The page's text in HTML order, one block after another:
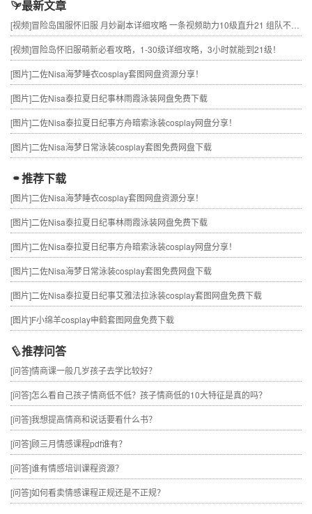
最新文章
[视频]冒险岛国服怀旧服 月妙副本详细攻略 一条视频助力10级直升21 组队不求人
[视频]冒险岛怀旧服萌新必看攻略，1-30级详细攻略，3小时就能到21级！
[图片]二佐Nisa海梦睡衣cosplay套图网盘资源分享！
[图片]二佐Nisa泰拉夏日纪事林雨霞泳装网盘免费下载
[图片]二佐Nisa泰拉夏日纪事方舟暗索泳装cosplay网盘分享！
[图片]二佐Nisa海梦日常泳装cosplay套图免费网盘下载
推荐下载
[图片]二佐Nisa海梦睡衣cosplay套图网盘资源分享！
[图片]二佐Nisa泰拉夏日纪事林雨霞泳装网盘免费下载
[图片]二佐Nisa泰拉夏日纪事方舟暗索泳装cosplay网盘分享！
[图片]二佐Nisa海梦日常泳装cosplay套图免费网盘下载
[图片]二佐Nisa泰拉夏日纪事艾雅法拉泳装cosplay套图网盘免费下载
[图片]F小绵羊cosplay申鹤套图网盘免费下载
推荐问答
[问答]情商课一般几岁孩子去学比较好？
[问答]怎么看自己孩子情商低不低？孩子情商低的10大特征是真的吗？
[问答]我想提高情商和说话要看什么书？
[问答]顾三月情感课程pdf谁有？
[问答]谁有情感培训课程资源？
[问答]如何看卖情感课程正规还是不正规？